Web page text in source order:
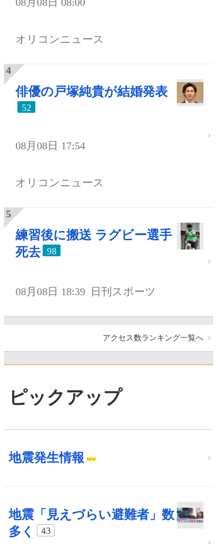
オリコンニュース
俳優の戸塚純貴が結婚発表
52
08月08日 17:54
オリコンニュース
練習後に搬送 ラグビー選手
死去
98
08月08日 18:39 日刊スポーツ
アクセス数ランキング一覧へ
ピックアップ
地震発生情報
地震「見えづらい避難者」数
多く
43